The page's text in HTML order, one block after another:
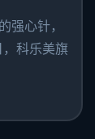
强心针，
科乐美旗